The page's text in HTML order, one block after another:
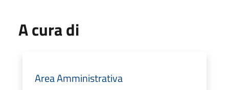
A cura di
Area Amministrativa